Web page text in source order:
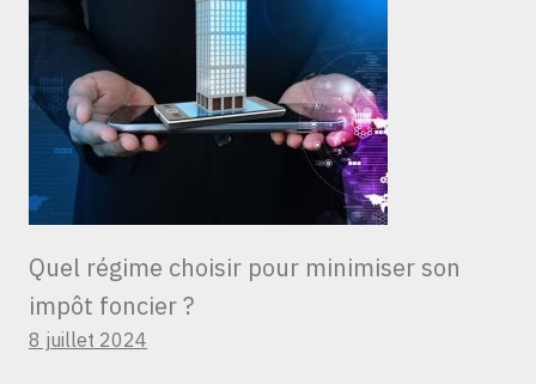
Quel régime choisir pour minimiser son
impôt foncier ?
8 juillet 2024